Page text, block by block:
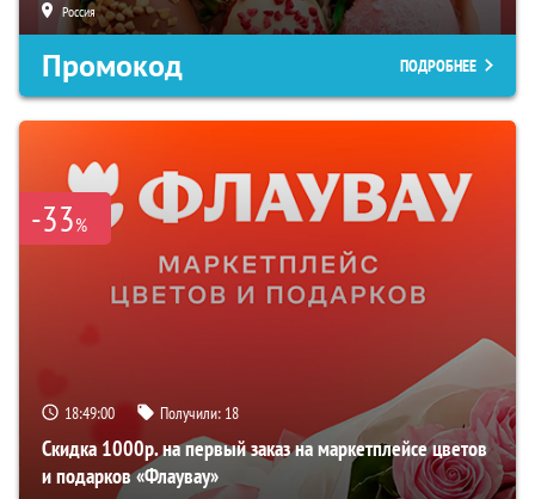
Россия
Промокод ПОДРОБНЕЕ
-33%
18:48:59 Получили: 18
Скидка 1000р. на первый заказ на маркетплейсе цветов
и подарков «Флаувау»